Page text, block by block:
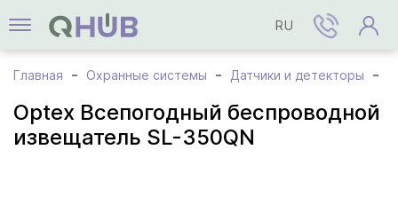
RU
Главная Охранные системы Датчики и детекторы
Optex Всепогодный беспроводной
извещатель SL-350QN